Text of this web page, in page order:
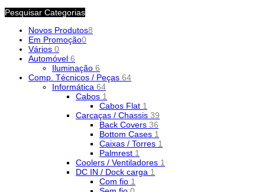
Pesquisar Categorias
Novos Produtos8
Em Promoção0
Vários 0
Automóvel 6
Iluminação 6
Comp. Técnicos / Peças 64
Informática 64
Cabos 1
Cabos Flat 1
Carcaças / Chassis 39
Back Covers 36
Bottom Cases 1
Caixas / Torres 1
Palmrest 1
Coolers / Ventiladores 1
DC IN / Dock carga 1
Com fio 1